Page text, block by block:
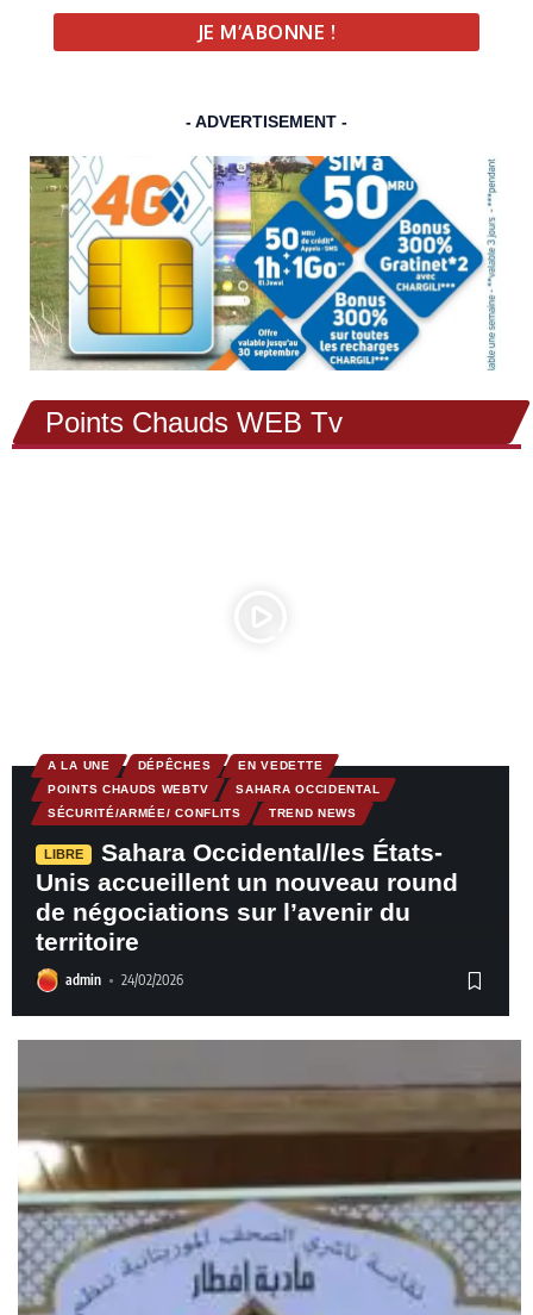
- ADVERTISEMENT -
Points Chauds WEB Tv
A LA UNE DÉPÊCHES
EN VEDETTE
POINTS CHAUDS WEBTV
SAHARA OCCIDENTAL
SÉCURITÉ/ARMÉE/ CONFLITS
TREND NEWS
LIBRE
Sahara Occidental/les États-
Unis accueillent un nouveau round
de négociations sur l’avenir du
territoire
admin 24/02/2026